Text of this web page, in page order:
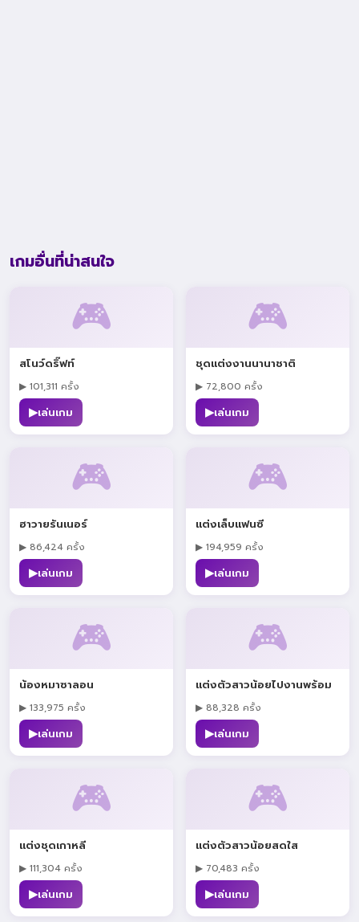
เกมอื่นที่น่าสนใจ
🎮
สโนว์ดริ๊ฟท์
▶ 101,311 ครั้ง
▶เล่นเกม
🎮
ชุดแต่งงานนานาชาติ
▶ 72,800 ครั้ง
▶เล่นเกม
🎮
ฮาวายรันเนอร์
▶ 86,424 ครั้ง
▶เล่นเกม
🎮
แต่งเล็บแฟนซี
▶ 194,959 ครั้ง
▶เล่นเกม
🎮
น้องหมาซาลอน
▶ 133,975 ครั้ง
▶เล่นเกม
🎮
แต่งตัวสาวน้อยไปงานพร้อม
▶ 88,328 ครั้ง
▶เล่นเกม
🎮
แต่งชุดเกาหลี
▶ 111,304 ครั้ง
▶เล่นเกม
🎮
แต่งตัวสาวน้อยสดใส
▶ 70,483 ครั้ง
▶เล่นเกม